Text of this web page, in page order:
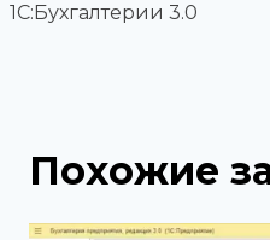
1С:Бухгалтерии 3.0
Похожие